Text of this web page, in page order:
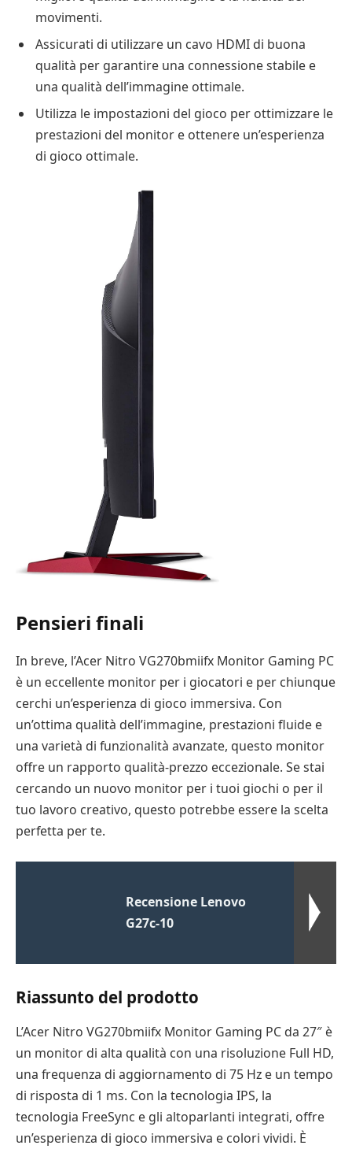
movimenti.
Assicurati di utilizzare un cavo HDMI di buona
qualità per garantire una connessione stabile e
una qualità dell’immagine ottimale.
Utilizza le impostazioni del gioco per ottimizzare le
prestazioni del monitor e ottenere un’esperienza
di gioco ottimale.
Pensieri finali
In breve, l’Acer Nitro VG270bmiifx Monitor Gaming PC
è un eccellente monitor per i giocatori e per chiunque
cerchi un’esperienza di gioco immersiva. Con
un’ottima qualità dell’immagine, prestazioni fluide e
una varietà di funzionalità avanzate, questo monitor
offre un rapporto qualità-prezzo eccezionale. Se stai
cercando un nuovo monitor per i tuoi giochi o per il
tuo lavoro creativo, questo potrebbe essere la scelta
perfetta per te.
Recensione Lenovo
G27c-10
Riassunto del prodotto
L’Acer Nitro VG270bmiifx Monitor Gaming PC da 27″ è
un monitor di alta qualità con una risoluzione Full HD,
una frequenza di aggiornamento di 75 Hz e un tempo
di risposta di 1 ms. Con la tecnologia IPS, la
tecnologia FreeSync e gli altoparlanti integrati, offre
un’esperienza di gioco immersiva e colori vividi. È